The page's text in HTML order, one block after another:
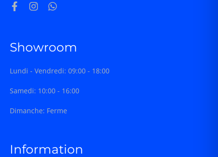
Showroom
Lundi - Vendredi: 09:00 - 18:00
Samedi: 10:00 - 16:00
Dimanche: Ferme
Information